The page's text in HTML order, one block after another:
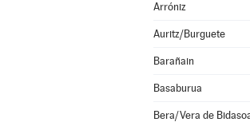
Arróniz
Auritz/Burguete
Barañain
Basaburua
Bera/Vera de